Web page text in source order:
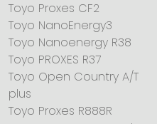
Toyo Proxes CF2
Toyo NanoEnergy3
Toyo Nanoenergy R38
Toyo PROXES R37
Toyo Open Country A/T
plus
Toyo Proxes R888R